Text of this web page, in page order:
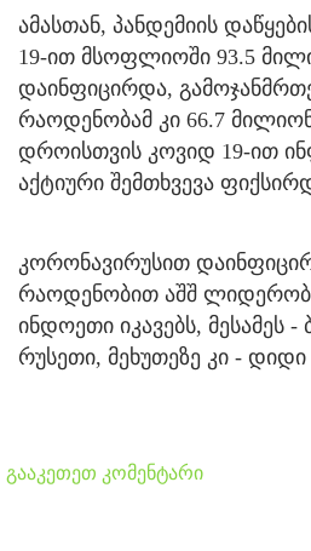
ამასთან, პანდემიის
19-ით მსოფლიოში 93.5
დაინფიცირდა,
რაოდენობამ კი 66.7
დროისთვის კოვიდ 19-ით
აქტიური შემთხვევა
კორონავირუსით
რაოდენობით აშშ
ინდოეთი იკავებს, მესამეს
რუსეთი, მეხუთეზე კი -
გააკეთეთ კომენტარი